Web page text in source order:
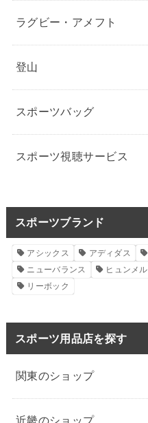
ラグビー・アメフト
登山
スポーツバッグ
スポーツ視聴サービス
スポーツブランド
アシックス アディダス
ニューバランス
ヒュンメル
リーボック
スポーツ用品店を探す
関東のショップ
近畿のショップ